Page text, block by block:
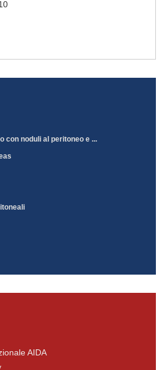
con noduli al peritoneo e ...
AIDA